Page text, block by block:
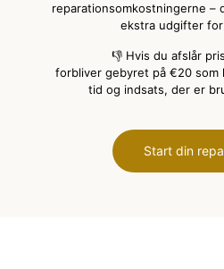
reparationsomkostningerne –
ekstra udgifter for
👎 Hvis du afslår
forbliver gebyret på €20 som
tid og indsats, der er
Start din